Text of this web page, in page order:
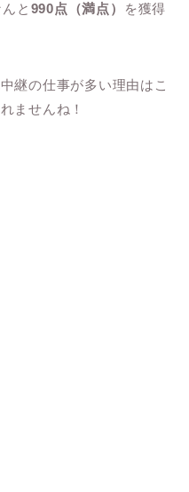
と 990点（満点）
を獲得
継の仕事が多い理由はこ
ませんね！